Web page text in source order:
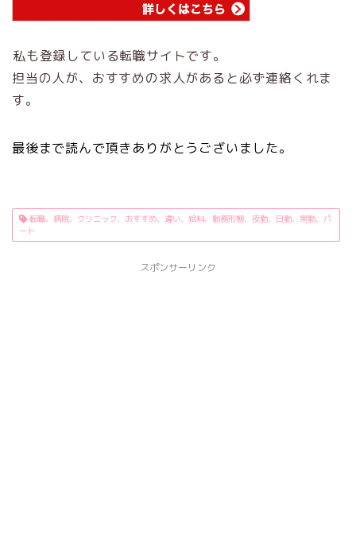
私も登録している転職サイトです。
担当の人が、おすすめの求人があると必ず連絡くれま
す。
最後まで読んで頂きありがとうございました。
転職、病院、クリニック、おすすめ、違い、給料、勤務形態、夜勤、日勤、常勤、パ
ート
スポンサーリンク